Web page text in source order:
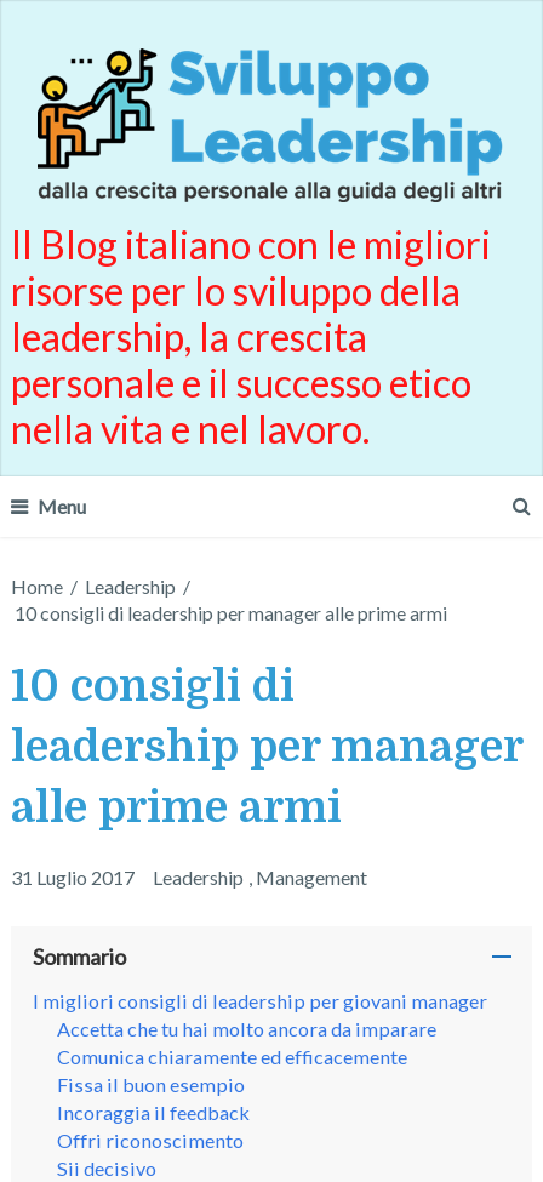
Il Blog italiano con le migliori
risorse per lo sviluppo della
leadership, la crescita
personale e il successo etico
nella vita e nel lavoro.
Menu
Home / Leadership /
10 consigli di leadership per manager alle prime armi
10 consigli di
leadership per manager
alle prime armi
31 Luglio 2017 Leadership , Management
Sommario
I migliori consigli di leadership per giovani manager
Accetta che tu hai molto ancora da imparare
Comunica chiaramente ed efficacemente
Fissa il buon esempio
Incoraggia il feedback
Offri riconoscimento
Sii decisivo